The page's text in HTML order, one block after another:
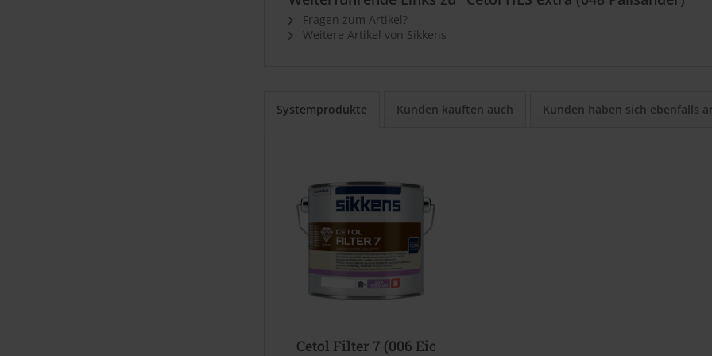
Fragen zum Artikel?
Weitere Artikel von Sikkens
Systemprodukte Kunden kauften auch Kunden haben sich ebenfalls
Cetol Filter 7 (006 Eiche Hell)